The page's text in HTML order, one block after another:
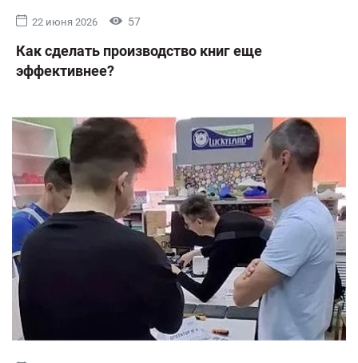
22 июня 2026 57
Как сделать производство книг еще
эффективнее?